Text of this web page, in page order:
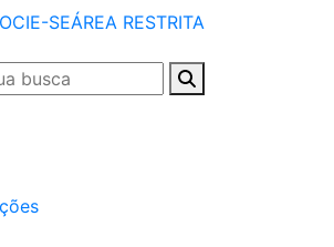
SEÁREA RESTRITA